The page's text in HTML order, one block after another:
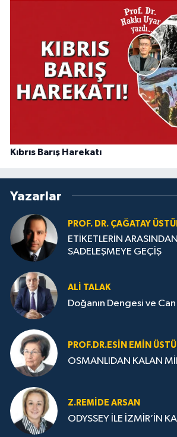
Kıbrıs Barış Harekatı
Yazarlar
PROF. DR. ÇAĞATAY
ETİKETLERİN
SADELEŞMEYE GEÇİŞ
ALI TALAK
Doğanın Dengesi ve Can
PROF.DR.ESIN EMIN
OSMANLIDAN KALAN
Z.REMIDE ARSAN
ODYSSEY İLE İZMİR’İN